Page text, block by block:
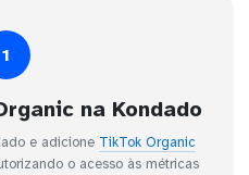
1
na Kondado
e adicione TikTok Organic
o acesso às métricas